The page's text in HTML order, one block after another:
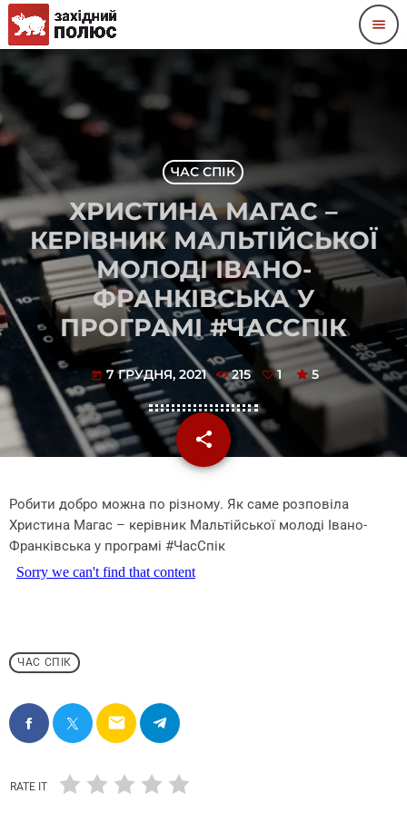
menu
ЧАС СПІК
ХРИСТИНА МАГАС –
КЕРІВНИК МАЛЬТІЙСЬКОЇ
МОЛОДІ ІВАНО-
ФРАНКІВСЬКА У
ПРОГРАМІ #ЧАССПІК
today 7 ГРУДНЯ, 2021 215 1 5
share
email
Робити добро можна по різному. Як саме розповіла
Христина Магас – керівник Мальтійської молоді Івано-
Франківська у програмі #ЧасСпік
ЧАС СПІК
email
RATE IT